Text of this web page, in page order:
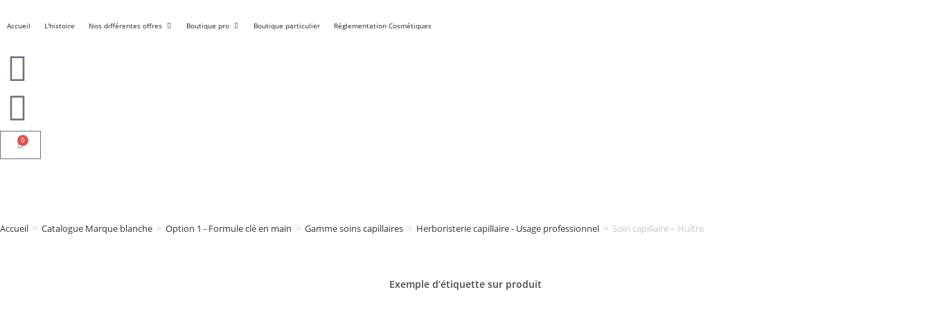
Accueil L'histoire Nos différentes offres Boutique pro Boutique particulier Réglementation Cosmétiques
0
Accueil > Catalogue Marque blanche > Option 1 - Formule clé en main > Gamme soins capillaires > Herboristerie capillaire - Usage professionnel > Soin capillaire – Huître
Exemple d’étiquette sur produit